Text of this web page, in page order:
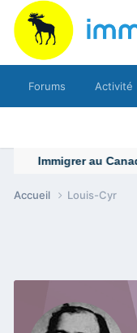
Forums Activité
Accueil Louis-Cyr